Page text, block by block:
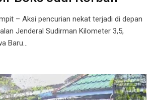
– Aksi pencurian nekat terjadi di depan
Jenderal Sudirman Kilometer 3,5,
Baru…